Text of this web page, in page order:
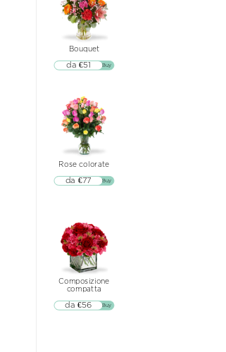
Bouquet
▷▷ Buy
da €51
Rose colorate
▷▷ Buy
da €77
Composizione
compatta
▷▷ Buy
da €56